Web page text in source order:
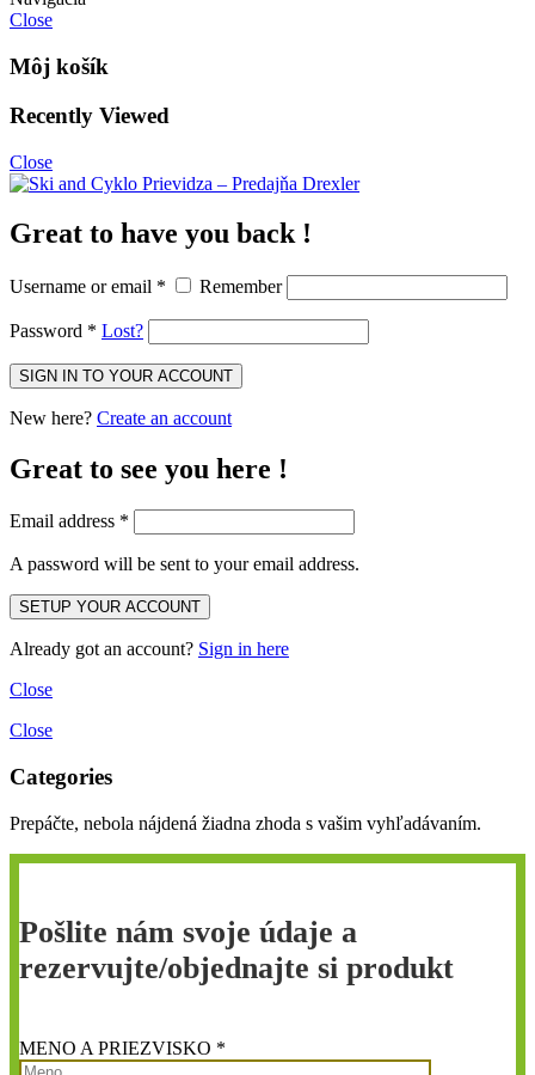
Close
Môj košík
Recently Viewed
Close
Great to have you back !
Username or email * Remember
Password * Lost?
New here? Create an account
Great to see you here !
Email address *
A password will be sent to your email address.
Already got an account? Sign in here
Close
Close
Categories
Prepáčte, nebola nájdená žiadna zhoda s vašim vyhľadávaním.
Pošlite nám svoje údaje a
rezervujte/objednajte si produkt
MENO A PRIEZVISKO *